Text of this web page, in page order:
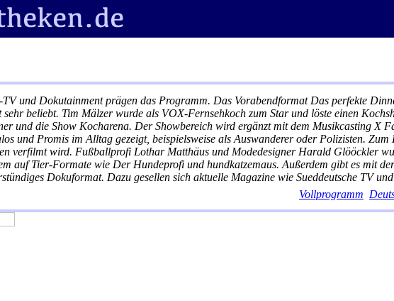
TV und Dokutainment prägen das Programm. Das Vorabendformat Das perfekte
sehr beliebt. Tim Mälzer wurde als VOX-Fernsehkoch zum Star und löste einen
und die Show Kocharena. Der Showbereich wird ergänzt mit dem Musikcasting X
und Promis im Alltag gezeigt, beispielsweise als Auswanderer oder Polizisten.
verfilmt wird. Fußballprofi Lothar Matthäus und Modedesigner Harald Glööckler
auf Tier-Formate wie Der Hundeprofi und hundkatzemaus. Außerdem gibt es mit
Dokuformat. Dazu gesellen sich aktuelle Magazine wie Sueddeutsche TV
Vollprogramm